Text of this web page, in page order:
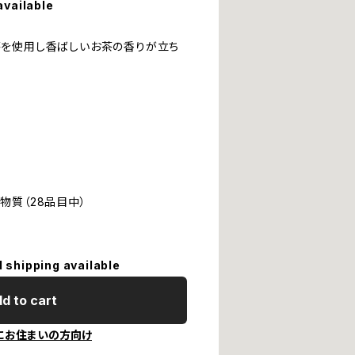
使用し香ばしいお茶の香りが立ち
質（28品目中）
shipping available
to cart
お住まいの方向け